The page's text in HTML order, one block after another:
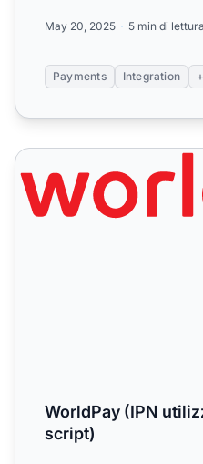
May 20, 2025 5 min di lettura
Payments Integration
WorldPay (IPN utilizzato da
WorldPay (IPN
script)